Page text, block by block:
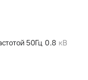
50Гц 0.8 кВ